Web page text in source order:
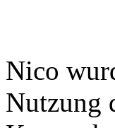
Nico
Nutzung